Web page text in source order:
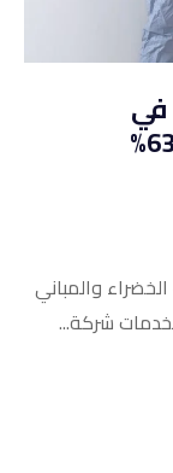
المعادي 01099052560 خصم 63%
والمباني
شركة...